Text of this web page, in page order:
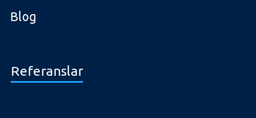
Blog
Referanslar